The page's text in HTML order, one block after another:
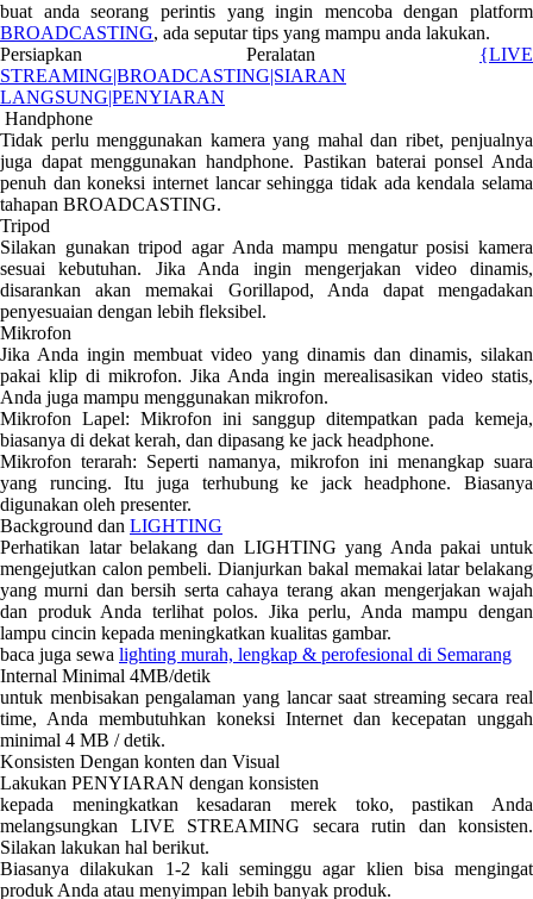
buat anda seorang perintis yang ingin mencoba dengan platform
BROADCASTING, ada seputar tips yang mampu anda lakukan.
Persiapkan Peralatan {LIVE
STREAMING|BROADCASTING|SIARAN
LANGSUNG|PENYIARAN
Handphone
Tidak perlu menggunakan kamera yang mahal dan ribet, penjualnya
juga dapat menggunakan handphone. Pastikan baterai ponsel Anda
penuh dan koneksi internet lancar sehingga tidak ada kendala selama
tahapan BROADCASTING.
Tripod
Silakan gunakan tripod agar Anda mampu mengatur posisi kamera
sesuai kebutuhan. Jika Anda ingin mengerjakan video dinamis,
disarankan akan memakai Gorillapod, Anda dapat mengadakan
penyesuaian dengan lebih fleksibel.
Mikrofon
Jika Anda ingin membuat video yang dinamis dan dinamis, silakan
pakai klip di mikrofon. Jika Anda ingin merealisasikan video statis,
Anda juga mampu menggunakan mikrofon.
Mikrofon Lapel: Mikrofon ini sanggup ditempatkan pada kemeja,
biasanya di dekat kerah, dan dipasang ke jack headphone.
Mikrofon terarah: Seperti namanya, mikrofon ini menangkap suara
yang runcing. Itu juga terhubung ke jack headphone. Biasanya
digunakan oleh presenter.
Background dan LIGHTING
Perhatikan latar belakang dan LIGHTING yang Anda pakai untuk
mengejutkan calon pembeli. Dianjurkan bakal memakai latar belakang
yang murni dan bersih serta cahaya terang akan mengerjakan wajah
dan produk Anda terlihat polos. Jika perlu, Anda mampu dengan
lampu cincin kepada meningkatkan kualitas gambar.
baca juga sewa lighting murah, lengkap & perofesional di Semarang
Internal Minimal 4MB/detik
untuk menbisakan pengalaman yang lancar saat streaming secara real
time, Anda membutuhkan koneksi Internet dan kecepatan unggah
minimal 4 MB / detik.
Konsisten Dengan konten dan Visual
Lakukan PENYIARAN dengan konsisten
kepada meningkatkan kesadaran merek toko, pastikan Anda
melangsungkan LIVE STREAMING secara rutin dan konsisten.
Silakan lakukan hal berikut.
Biasanya dilakukan 1-2 kali seminggu agar klien bisa mengingat
produk Anda atau menyimpan lebih banyak produk.